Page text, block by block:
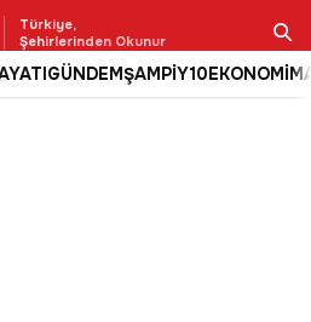
Türkiye,
Şehirlerinden Okunur
GÜNDEMŞAMPİY10EKONOMİ
Ara